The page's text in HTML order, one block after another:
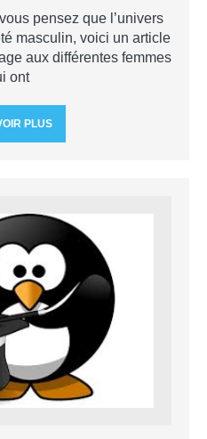
pensez que l’univers
masculin, voici un article
aux différentes femmes
ont
PLUS